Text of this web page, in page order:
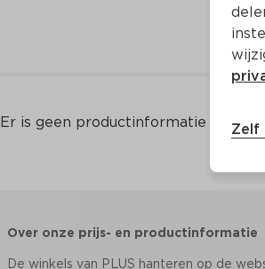
Er is geen productinformatie
Over onze prijs- en productinformatie
De winkels van PLUS hanteren op de
Zelf